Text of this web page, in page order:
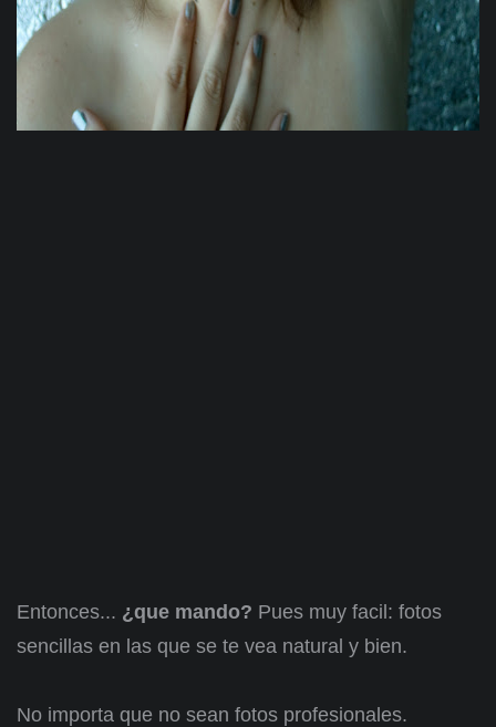
Entonces... ¿que mando? Pues muy facil: fotos
sencillas en las que se te vea natural y bien.
No importa que no sean fotos profesionales.